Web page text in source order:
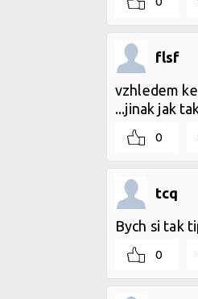
flsf
vzhledem
...jinak jak
0
tcq
Bych si tak
0